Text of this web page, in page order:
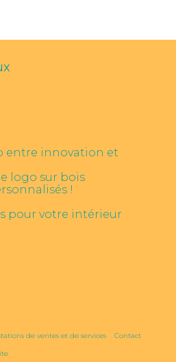
entre innovation et
logo sur bois
!
pour votre intérieur
de ventes et de services
Contact